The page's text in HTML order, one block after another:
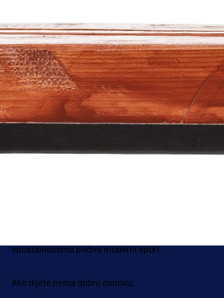
APLIKACIJA KINERA
“Dobar je na treningu, ali na utakmici ga nema.”
puta ste ovo čuli?
Istina je jednostavna: potencijal i talent bez
sposobnostima počiva moderni sport.
Ako dijete nema dobru osnovu: